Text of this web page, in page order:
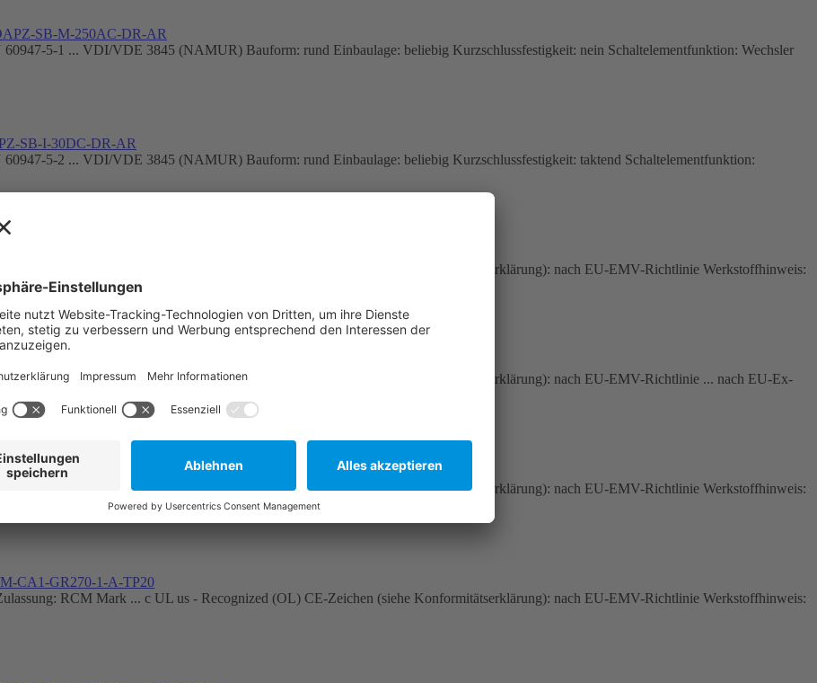
SB-M-250AC-DR-AR
60947-5-1 ... VDI/VDE 3845 (NAMUR) Bauform: rund Einbaulage: beliebig Kurzschlussfestigkeit: nein Schaltelementfunktion: Wechsler
SB-I-30DC-DR-AR
60947-5-2 ... VDI/VDE 3845 (NAMUR) Bauform: rund Einbaulage: beliebig Kurzschlussfestigkeit: taktend Schaltelementfunktion:
CA1-BB270-1-A-TP20
RCM Mark ... c UL us - Recognized (OL) CE-Zeichen (siehe Konformitätserklärung): nach EU-EMV-Richtlinie Werkstoffhinweis:
M-CA1-BB270-1-A-TP20-EX2
RCM Mark ... c UL us - Recognized (OL) CE-Zeichen (siehe Konformitätserklärung): nach EU-EMV-Richtlinie ... nach EU-Ex-
M-CA1-GR270-1-A-TM20
RCM Mark ... c UL us - Recognized (OL) CE-Zeichen (siehe Konformitätserklärung): nach EU-EMV-Richtlinie Werkstoffhinweis:
CA1-GR270-1-A-TP20
RCM Mark ... c UL us - Recognized (OL) CE-Zeichen (siehe Konformitätserklärung): nach EU-EMV-Richtlinie Werkstoffhinweis: